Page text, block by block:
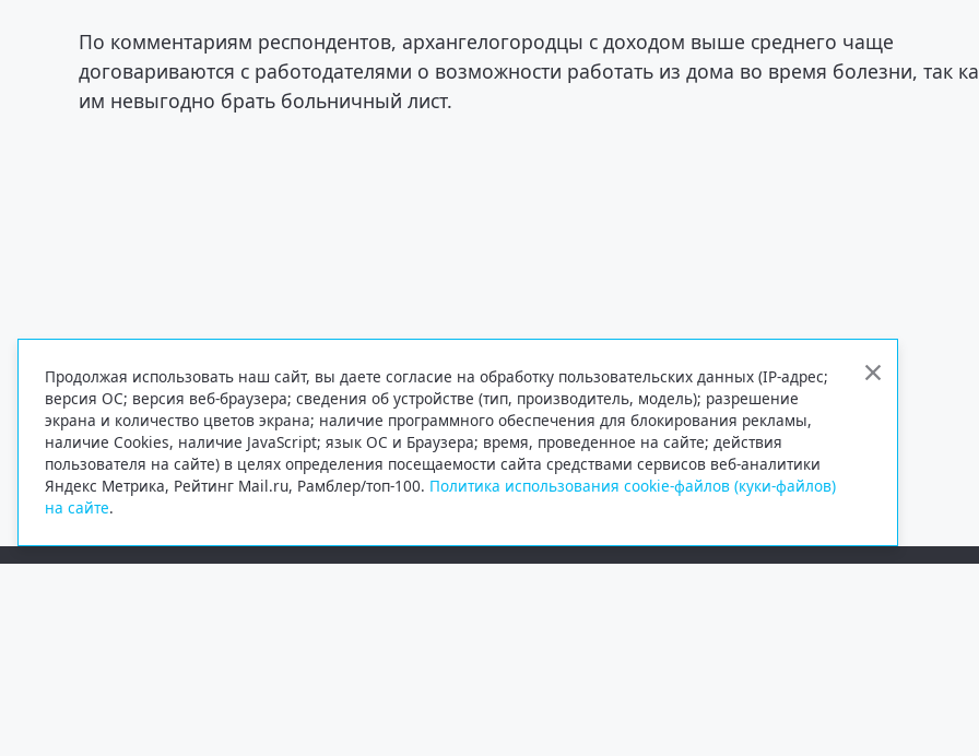
По комментариям респондентов, архангелогородцы с доходом выше среднего чаще
договариваются с работодателями о возможности работать из дома во время болезни, так
им невыгодно брать больничный лист.
Продолжая использовать наш сайт, вы даете согласие на обработку пользовательских данных (IP-адрес;
версия ОС; версия веб-браузера; сведения об устройстве (тип, производитель, модель); разрешение
экрана и количество цветов экрана; наличие программного обеспечения для блокирования рекламы,
наличие Cookies, наличие JavaScript; язык ОС и Браузера; время, проведенное на сайте; действия
пользователя на сайте) в целях определения посещаемости сайта средствами сервисов веб-аналитики
Яндекс Метрика, Рейтинг Mail.ru, Рамблер/топ-100. Политика использования cookie-файлов (куки-файлов)
на сайте.